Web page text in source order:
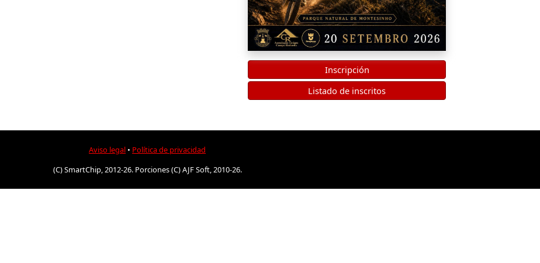
Inscripción
Listado de inscritos
Aviso legal • Política de privacidad
(C) SmartChip, 2012-26. Porciones (C) AJF Soft, 2010-26.